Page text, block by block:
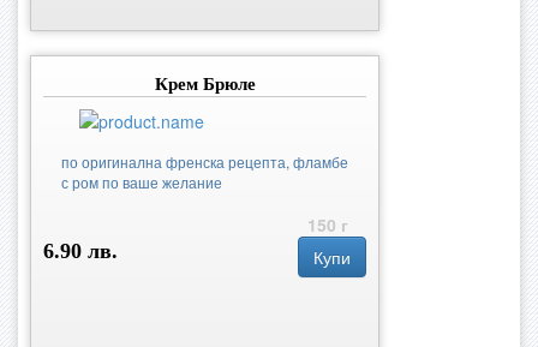
Крем Брюле
по оригинална френска рецепта, фламбе
с ром по ваше желание
150 г
6.90 лв.
Купи